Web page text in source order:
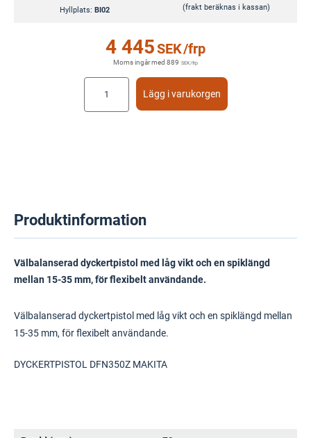
Hyllplats: BI02 (frakt beräknas i kassan)
4 445SEK/frp
Moms ingår med 889 SEK/frp
Lägg i varukorgen
Produktinformation
Välbalanserad dyckertpistol med låg vikt och en spiklängd
mellan 15-35 mm, för flexibelt användande.
Välbalanserad dyckertpistol med låg vikt och en spiklängd mellan
15-35 mm, för flexibelt användande.
DYCKERTPISTOL DFN350Z MAKITA